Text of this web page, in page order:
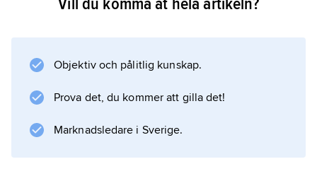
Objektiv och pålitlig kunskap.
Prova det, du kommer att gilla det!
Marknadsledare i Sverige.